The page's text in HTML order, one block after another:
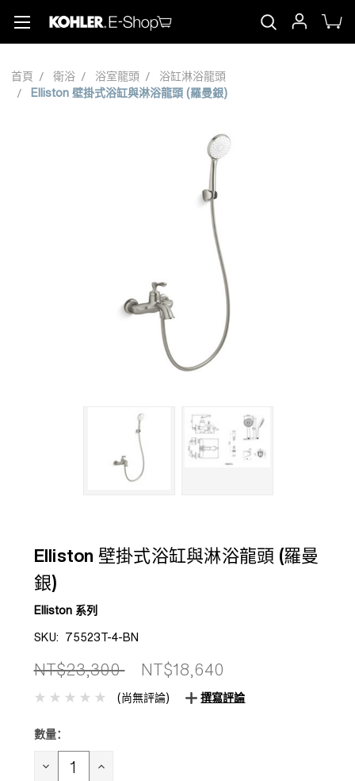
首頁 衛浴 浴室龍頭
浴缸淋浴龍頭
Elliston 壁掛式浴缸與淋浴龍頭 (羅曼銀)
Elliston 壁掛式浴缸與淋浴龍頭 (羅曼
銀)
Elliston 系列
SKU: 75523T-4-BN
NT$23,300 NT$18,640
(尚無評論) 撰寫評論
目前
存：
數量：
減 增